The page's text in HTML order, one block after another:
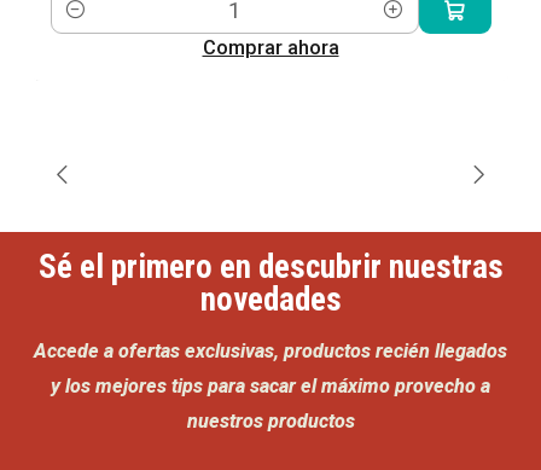
Cantidad
Comprar ahora
Sé el primero en descubrir nuestras
novedades
Accede a ofertas exclusivas, productos recién llegados
y los mejores tips para sacar el máximo provecho a
nuestros productos